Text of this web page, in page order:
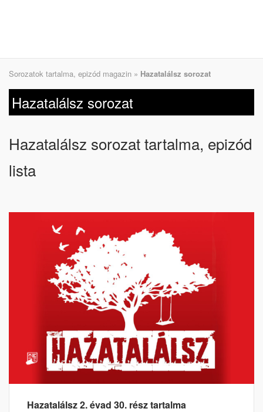
Sorozatok tartalma, epizód magazin » Hazatalálsz sorozat
Hazatalálsz sorozat
Hazatalálsz sorozat tartalma, epizód
lista
Hazatalálsz 2. évad 30. rész tartalma